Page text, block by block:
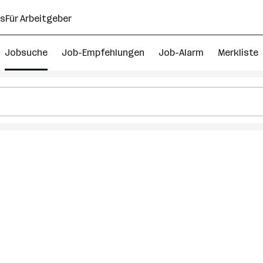
Für Arbeitgeber
Jobsuche Job-Empfehlungen Job-Alarm Merkliste